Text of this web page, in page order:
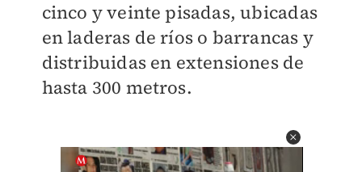
cinco y veinte pisadas, ubicadas
en laderas de ríos o barrancas y
distribuidas en extensiones de
hasta 300 metros.